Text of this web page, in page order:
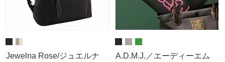
Jewelna Rose/ジュエルナ A.D.M.J.／エーディーエム